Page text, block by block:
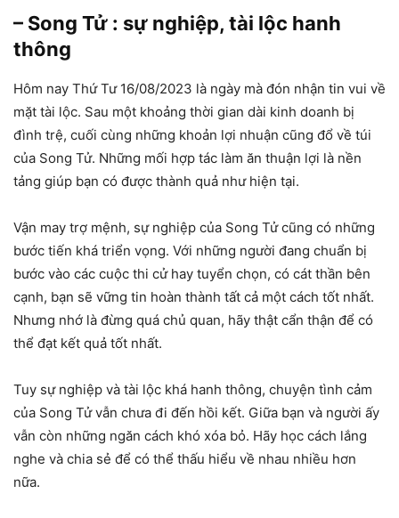
– Song Tử : sự nghiệp, tài lộc hanh
thông
Hôm nay Thứ Tư 16/08/2023 là ngày mà đón nhận tin vui về
mặt tài lộc. Sau một khoảng thời gian dài kinh doanh bị
đình trệ, cuối cùng những khoản lợi nhuận cũng đổ về túi
của Song Tử. Những mối hợp tác làm ăn thuận lợi là nền
tảng giúp bạn có được thành quả như hiện tại.
Vận may trợ mệnh, sự nghiệp của Song Tử cũng có những
bước tiến khá triển vọng. Với những người đang chuẩn bị
bước vào các cuộc thi cử hay tuyển chọn, có cát thần bên
cạnh, bạn sẽ vững tin hoàn thành tất cả một cách tốt nhất.
Nhưng nhớ là đừng quá chủ quan, hãy thật cẩn thận để có
thể đạt kết quả tốt nhất.
Tuy sự nghiệp và tài lộc khá hanh thông, chuyện tình cảm
của Song Tử vẫn chưa đi đến hồi kết. Giữa bạn và người ấy
vẫn còn những ngăn cách khó xóa bỏ. Hãy học cách lắng
nghe và chia sẻ để có thể thấu hiểu về nhau nhiều hơn
nữa.